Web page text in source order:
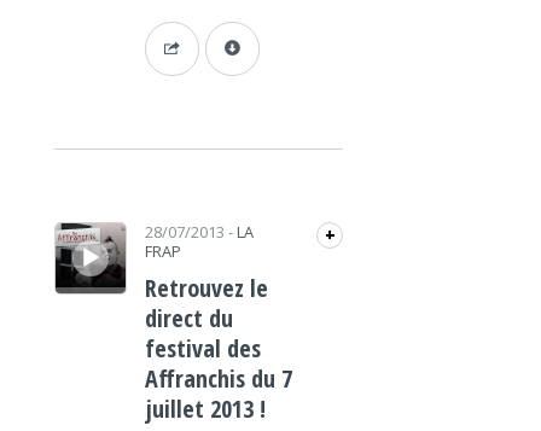
Lecteur audio 28/07/2013 - LA
FRAP
+
Retrouvez le
direct du
festival des
Affranchis du 7
juillet 2013 !